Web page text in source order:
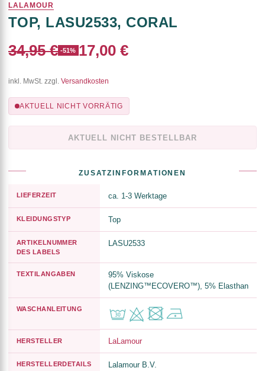
LALAMOUR
TOP, LASU2533, CORAL
34,95 € -51% 17,00 €
inkl. MwSt. zzgl. Versandkosten
AKTUELL NICHT VORRÄTIG
AKTUELL NICHT BESTELLBAR
ZUSATZINFORMATIONEN
LIEFERZEIT ca. 1-3 Werktage
KLEIDUNGSTYP Top
ARTIKELNUMMER
DES LABELS
LASU2533
TEXTILANGABEN
95% Viskose
(LENZING™ECOVERO™), 5% Elasthan
WASCHANLEITUNG
HERSTELLER LaLamour
HERSTELLERDETAILS
Lalamour B.V.